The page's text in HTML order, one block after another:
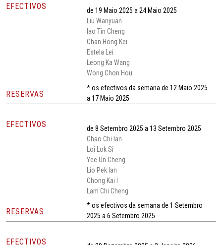
EFECTIVOS
de 19 Maio 2025 a 24 Maio 2025
Liu Wanyuan
Iao Tin Cheng
Chan Hong Kei
Estela Lei
Leong Ka Wang
Wong Chon Hou
RESERVAS
* os efectivos da semana de 12 Maio 2025
a 17 Maio 2025
EFECTIVOS
de 8 Setembro 2025 a 13 Setembro 2025
Chao Chi Ian
Loi Lok Si
Yee Un Cheng
Lio Pek Ian
Chong Kai I
Lam Chi Cheng
RESERVAS
* os efectivos da semana de 1 Setembro
2025 a 6 Setembro 2025
EFECTIVOS